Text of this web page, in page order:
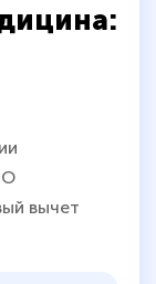
вычет